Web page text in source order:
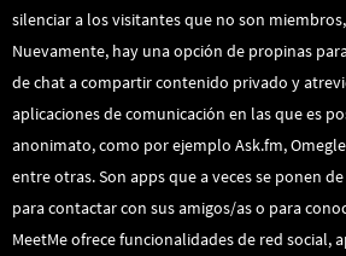
silenciar a los visitantes que no son
Nuevamente, hay una opción de propinas
de chat a compartir contenido privado y
aplicaciones de comunicación en las que es
anonimato, como por ejemplo Ask.fm,
entre otras. Son apps que a veces se ponen
para contactar con sus amigos/as o para
MeetMe ofrece funcionalidades de red social,